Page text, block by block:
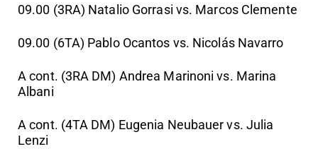
09.00 (3RA) Natalio Gorrasi vs. Marcos Clemente
09.00 (6TA) Pablo Ocantos vs. Nicolás Navarro
A cont. (3RA DM) Andrea Marinoni vs. Marina
Albani
A cont. (4TA DM) Eugenia Neubauer vs. Julia
Lenzi